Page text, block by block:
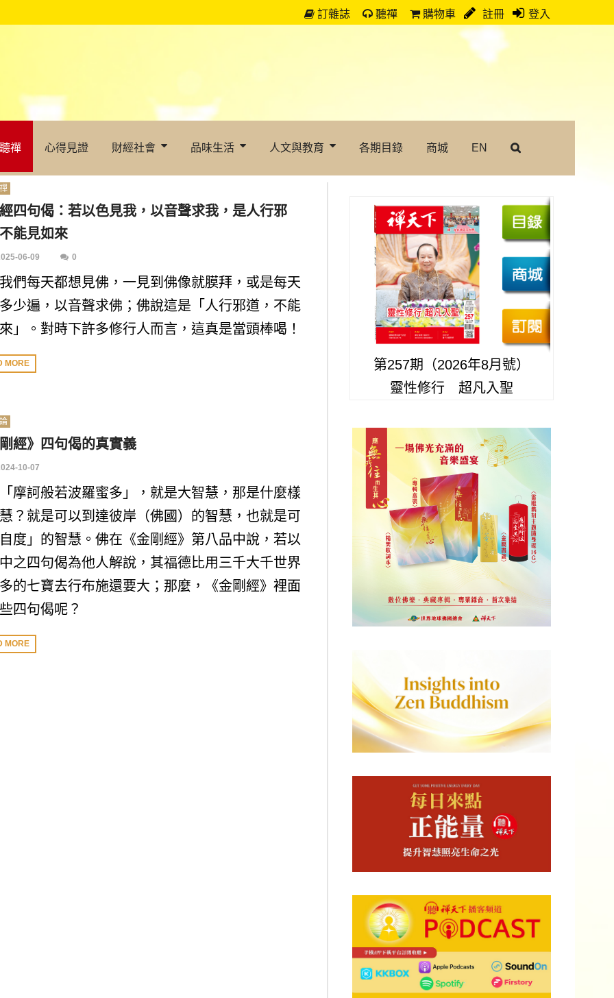
訂雜誌 聽禪 購物車 註冊 登入
聽禪 心得見證 財經社會 品味生活 人文與教育 各期目錄 商城 EN
四句偈：若以色見我，以音聲求我，是人行邪
能見如來
06-09 0
們每天都想見佛，一見到佛像就膜拜，或是每天
少遍，以音聲求佛；佛說這是「人行邪道，不能
」。對時下許多修行人而言，這真是當頭棒喝！
MORE
經》四句偈的真實義
10-07
摩訶般若波羅蜜多」，就是大智慧，那是什麼樣
？就是可以到達彼岸（佛國）的智慧，也就是可
度」的智慧。佛在《金剛經》第八品中說，若以
之四句偈為他人解說，其福德比用三千大千世界
的七寶去行布施還要大；那麼，《金剛經》裡面
四句偈呢？
MORE
第257期（2026年8月號）
靈性修行 超凡入聖